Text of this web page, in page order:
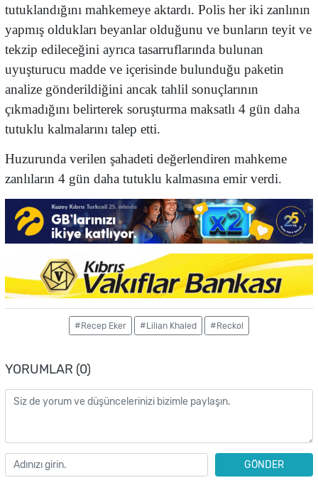
tutuklandığını mahkemeye aktardı. Polis her iki zanlının
yapmış oldukları beyanlar olduğunu ve bunların teyit ve
tekzip edileceğini ayrıca tasarruflarında bulunan
uyuşturucu madde ve içerisinde bulunduğu paketin
analize gönderildiğini ancak tahlil sonuçlarının
çıkmadığını belirterek soruşturma maksatlı 4 gün daha
tutuklu kalmalarını talep etti.
Huzurunda verilen şahadeti değerlendiren mahkeme
zanlıların 4 gün daha tutuklu kalmasına emir verdi.
#Recep Eker #Lilian Khaled #Reckol
YORUMLAR (0)
GÖNDER